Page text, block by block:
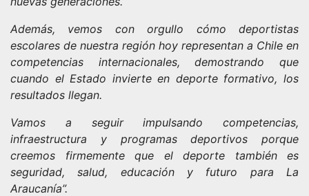
Además, vemos con orgullo cómo deportistas
escolares de nuestra región hoy representan a Chile en
competencias internacionales, demostrando que
cuando el Estado invierte en deporte formativo, los
resultados llegan.
Vamos a seguir impulsando competencias,
infraestructura y programas deportivos porque
creemos firmemente que el deporte también es
seguridad, salud, educación y futuro para La
Araucanía”.